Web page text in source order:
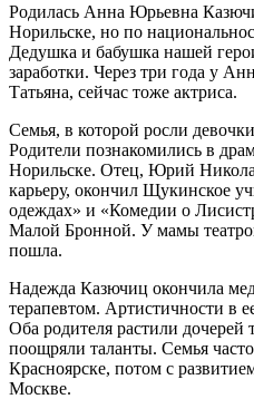
Родилась Анна Юрьевна
Норильске, но по
Дедушка и бабушка нашей
заработки. Через три года у
Татьяна, сейчас тоже актриса.
Семья, в которой росли
Родители познакомились в
Норильске. Отец, Юрий
карьеру, окончил Щукинское
одеждах» и «Комедии о
Малой Бронной. У мамы
пошла.
Надежда Казючиц окончила
терапевтом. Артистичности в
Оба родителя растили дочерей
поощряли таланты. Семья
Красноярске, потом с
Москве.